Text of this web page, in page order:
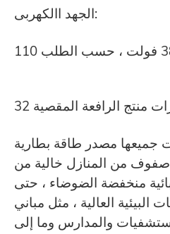
الجهد االكهربى:
جميعها مصدر طاقة بطارية
من المنازل خالية من
منخفضة الضوضاء ، حتى
العالية ، مثل مباني
والمدارس وما إلى